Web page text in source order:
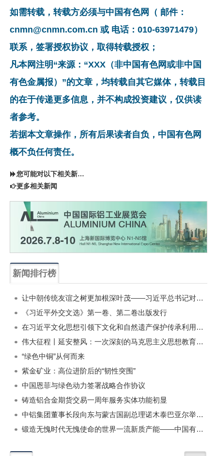
如需转载，转载方必须与中国有色网（ 邮件：
cnmn@cnmn.com.cn 或 电话：010-63971479）
联系，签署授权协议，取得转载授权；
凡本网注明“来源：“XXX（非中国有色网或非中国
有色金属报）”的文章，均转载自其它媒体，转载目
的在于传递更多信息，并不构成投资建议，仅供读
者参考。
若据本文章操作，所有后果读者自负，中国有色网
概不负任何责任。
您可能对以下相关新闻同样感兴趣
更多相关新闻
新闻排行榜
让中朝传统友谊之树更加根深叶茂——习近平总书记对朝鲜进行国事访问纪实
《习近平外交文选》第一卷、第二卷出版发行
在习近平文化思想引领下文化和自然遗产保护传承利用工作开创新局面
伟大征程丨延安整风：一次深刻的马克思主义思想教育运动
“绿色中铜”从何而来
紫金矿业：高位进阶后的“韧性突围”
中国恩菲与绿色动力签署战略合作协议
铸造铝合金期货交易一周年服务实体功能初显
中铝集团董事长段向东与蒙古国副总理诺木泰巴亚尔举行会谈
锻造无愧时代无愧使命的世界一流新质产能——中国有色金属工业的战略应对与破局之道（二）